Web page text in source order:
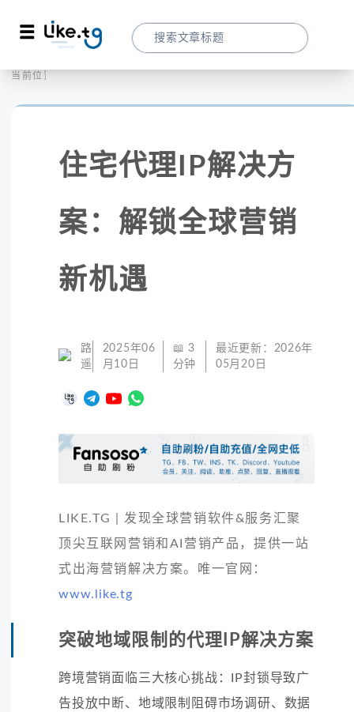
当前位置：
住宅代理IP解决方
案：解锁全球营销
新机遇
路
遥
2025年06
月10日
📖 3
分钟
最近更新： 2026年
05月20日
LIKE.TG | 发现全球营销软件&服务汇聚
顶尖互联网营销和AI营销产品，提供一站
式出海营销解决方案。唯一官网：
www.like.tg
突破地域限制的代理IP解决方案
跨境营销面临三大核心挑战：IP封锁导致广
告投放中断、地域限制阻碍市场调研、数据